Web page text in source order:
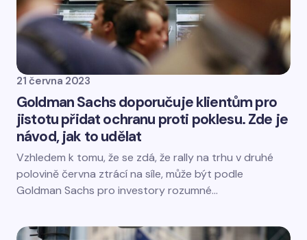
21 června 2023
Goldman Sachs doporučuje klientům pro
jistotu přidat ochranu proti poklesu. Zde je
návod, jak to udělat
Vzhledem k tomu, že se zdá, že rally na trhu v druhé
polovině června ztrácí na síle, může být podle
Goldman Sachs pro investory rozumné…